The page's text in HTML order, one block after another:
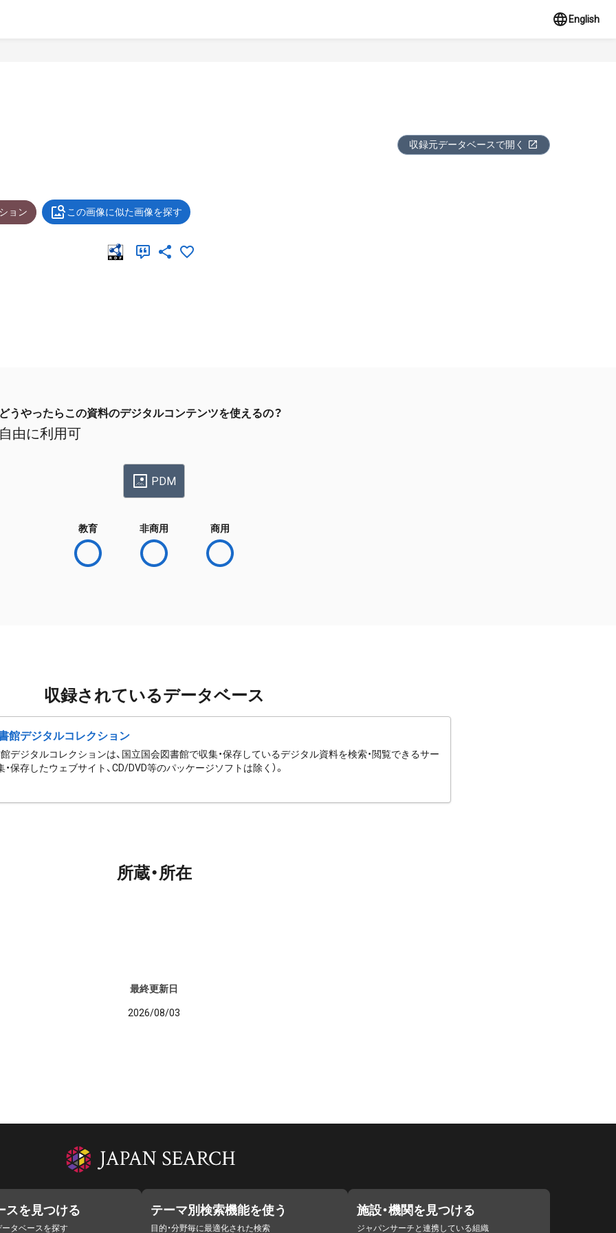
English
収録元データベースで開く
ョン この画像に似た画像を探す
どうやったらこの資料のデジタルコンテンツを使えるの？
自由に利用可
PDM
教育 非商用 商用
収録されているデータベース
館デジタルコレクション
デジタルコレクションは、国立国会図書館で収集・保存しているデジタル資料を検索・閲覧できるサー
・保存したウェブサイト、CD/DVD等のパッケージソフトは除く）。
所蔵・所在
最終更新日
2026/08/03
スを見つける
タベースを探す
テーマ別検索機能を使う
目的・分野毎に最適化された検索
施設・機関を見つける
ジャパンサーチと連携している組織